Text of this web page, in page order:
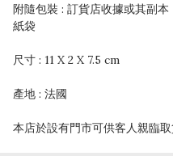
附隨包裝 : 訂貨店收據或其副
紙袋
尺寸 : 11 X 2 X 7.5 cm
產地 : 法國
本店於設有門市可供客人親臨